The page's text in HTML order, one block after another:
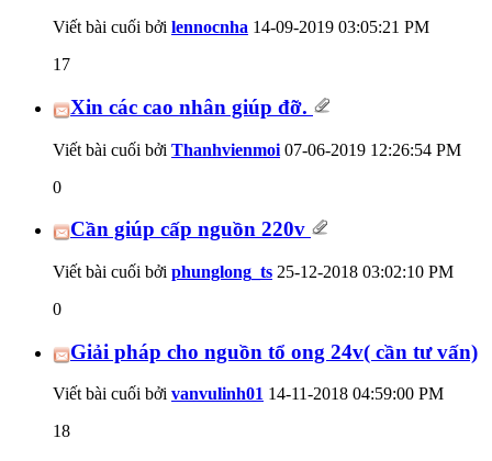
Viết bài cuối bởi lennocnha 14-09-2019 03:05:21 PM
17
Xin các cao nhân giúp đỡ.
Viết bài cuối bởi Thanhvienmoi 07-06-2019 12:26:54 PM
0
Cần giúp cấp nguồn 220v
Viết bài cuối bởi phunglong_ts 25-12-2018 03:02:10 PM
0
Giải pháp cho nguồn tổ ong 24v( cần tư vấn)
Viết bài cuối bởi vanvulinh01 14-11-2018 04:59:00 PM
18